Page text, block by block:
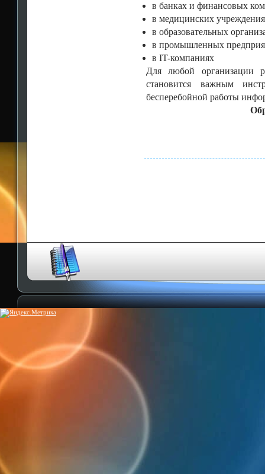
в банках и финансовых
в медицинских
в образовательных
в промышленных
в IT-компаниях
Для любой организации
становится важным
бесперебойной работы